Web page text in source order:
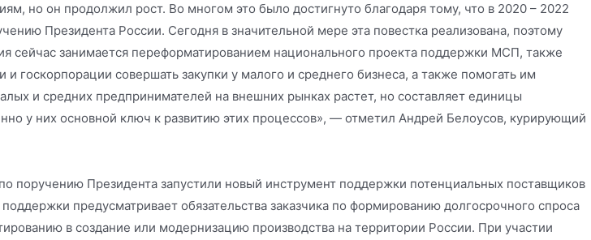
но он продолжил рост. Во многом это было достигнуто благодаря тому, что в 2020 – 2022
Президента России. Сегодня в значительной мере эта повестка реализована, поэтому
занимается переформатированием национального проекта поддержки МСП, также
госкорпорации совершать закупки у малого и среднего бизнеса, а также помогать им
и средних предпринимателей на внешних рынках растет, но составляет единицы
у них основной ключ к развитию этих процессов», — отметил Андрей Белоусов, курирующий
Президента запустили новый инструмент поддержки потенциальных поставщиков
предусматривает обязательства заказчика по формированию долгосрочного спроса
в создание или модернизацию производства на территории России. При участии